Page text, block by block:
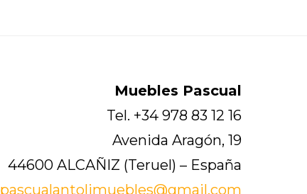
Muebles Pascual
Tel. +34 978 83 12 16
Avenida Aragón, 19
44600 ALCAÑIZ (Teruel) – España
pascualantolimuebles@gmail.com